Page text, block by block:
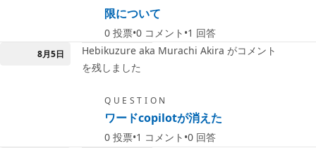
限について
0 投票 0 コメント 1 回答
8月5日
Hebikuzure aka Murachi Akira がコメント
を残しました
QUESTION
ワードcopilotが消えた
0 投票 1 コメント 0 回答